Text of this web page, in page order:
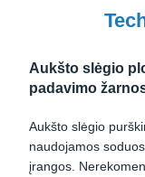
Aukšto slėgio
padavimo
Aukšto slėgio
naudojamos
įrangos.